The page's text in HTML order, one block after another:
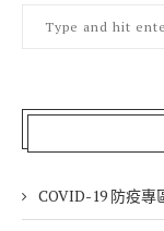
COVID-19 防疫專